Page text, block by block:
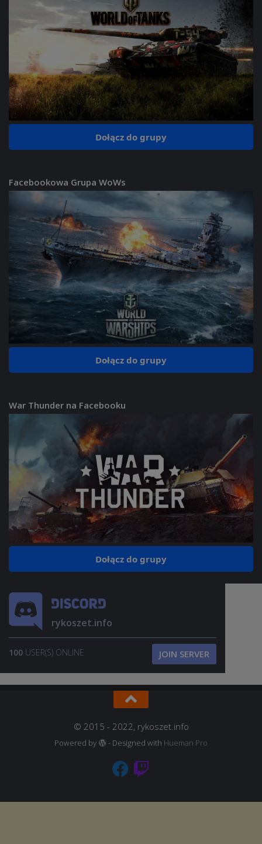
Dołącz do grupy
Facebookowa Grupa WoWs
Dołącz do grupy
War Thunder na Facebooku
Dołącz do grupy
rykoszet.info
100 USER(S) ONLINE JOIN SERVER
© 2015 - 2022, rykoszet.info
Powered by - Designed with Hueman Pro